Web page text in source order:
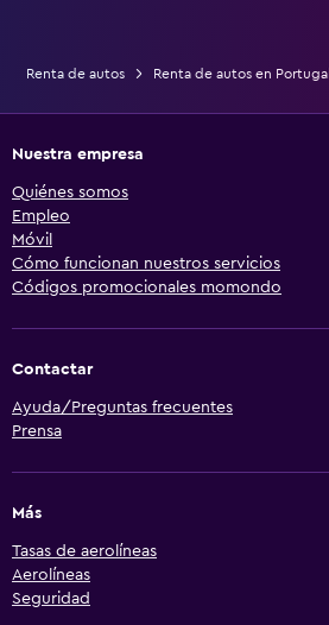
Renta de autos Renta de autos en Portugal
Nuestra empresa
Quiénes somos
Empleo
Móvil
Cómo funcionan nuestros servicios
Códigos promocionales momondo
Contactar
Ayuda/Preguntas frecuentes
Prensa
Más
Tasas de aerolíneas
Aerolíneas
Seguridad